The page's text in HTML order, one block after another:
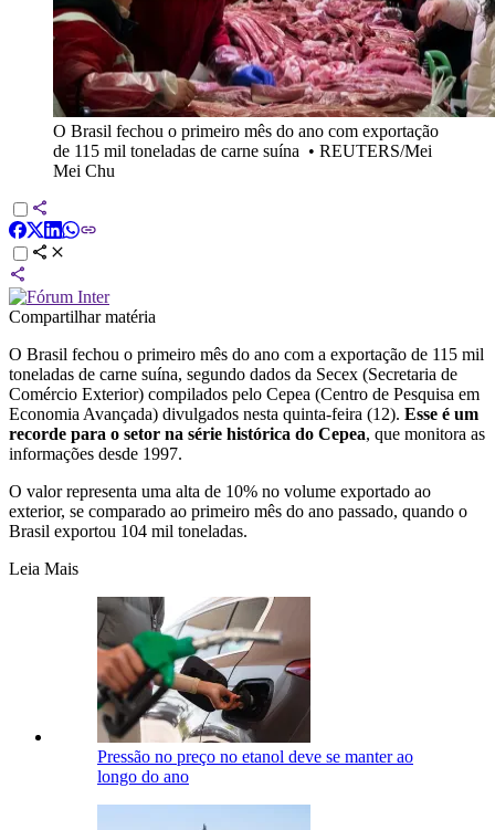
O Brasil fechou o primeiro mês do ano com exportação
de 115 mil toneladas de carne suína • REUTERS/Mei
Mei Chu
Compartilhar matéria
O Brasil fechou o primeiro mês do ano com a exportação de 115 mil
toneladas de carne suína, segundo dados da Secex (Secretaria de
Comércio Exterior) compilados pelo Cepea (Centro de Pesquisa em
Economia Avançada) divulgados nesta quinta-feira (12). Esse é um
recorde para o setor na série histórica do Cepea, que monitora as
informações desde 1997.
O valor representa uma alta de 10% no volume exportado ao
exterior, se comparado ao primeiro mês do ano passado, quando o
Brasil exportou 104 mil toneladas.
Leia Mais
Pressão no preço no etanol deve se manter ao
longo do ano